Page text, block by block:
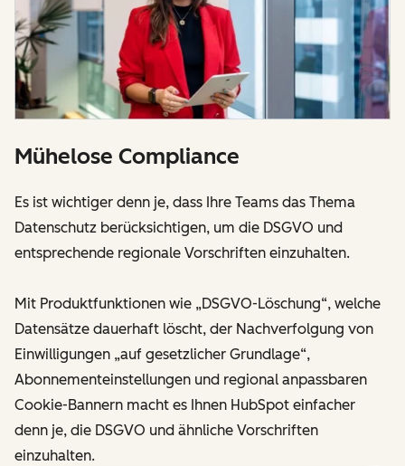
Mühelose Compliance
Es ist wichtiger denn je, dass Ihre Teams das Thema
Datenschutz berücksichtigen, um die DSGVO und
entsprechende regionale Vorschriften einzuhalten.
Mit Produktfunktionen wie „DSGVO-Löschung“, welche
Datensätze dauerhaft löscht, der Nachverfolgung von
Einwilligungen „auf gesetzlicher Grundlage“,
Abonnementeinstellungen und regional anpassbaren
Cookie-Bannern macht es Ihnen HubSpot einfacher
denn je, die DSGVO und ähnliche Vorschriften
einzuhalten.